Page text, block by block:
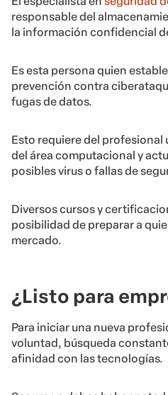
responsable del
la información confidencial
Es esta persona quien
prevención contra
fugas de datos.
Esto requiere del
del área computacional y
posibles virus o fallas de
Diversos cursos y
posibilidad de preparar a
mercado.
¿Listo para
Para iniciar una nueva
voluntad, búsqueda
afinidad con las tecnologías.